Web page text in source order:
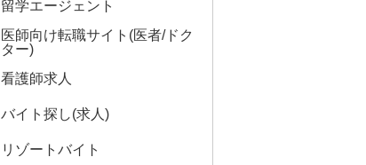
留学エージェント
医師向け転職サイト(医者/ドク
ター)
看護師求人
バイト探し(求人)
リゾートバイト